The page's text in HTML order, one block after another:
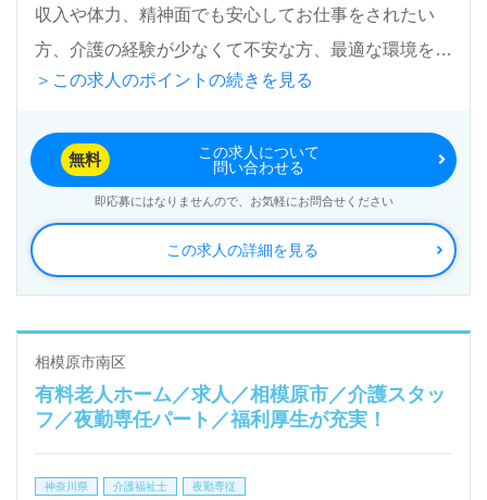
収入や体力、精神面でも安心してお仕事をされたい
方、介護の経験が少なくて不安な方、最適な環境をご
提供させて頂きます。
＞この求人のポイントの続きを見る
この求人の詳細を見る
無料
この求人について
問い合わせる
即応募にはなりませんので、お気軽にお問合せください
相模原市南区
有料老人ホーム／求人／相模原市／介護スタッ
フ／夜勤専任パート／福利厚生が充実！
神奈川県 介護福祉士 夜勤専従